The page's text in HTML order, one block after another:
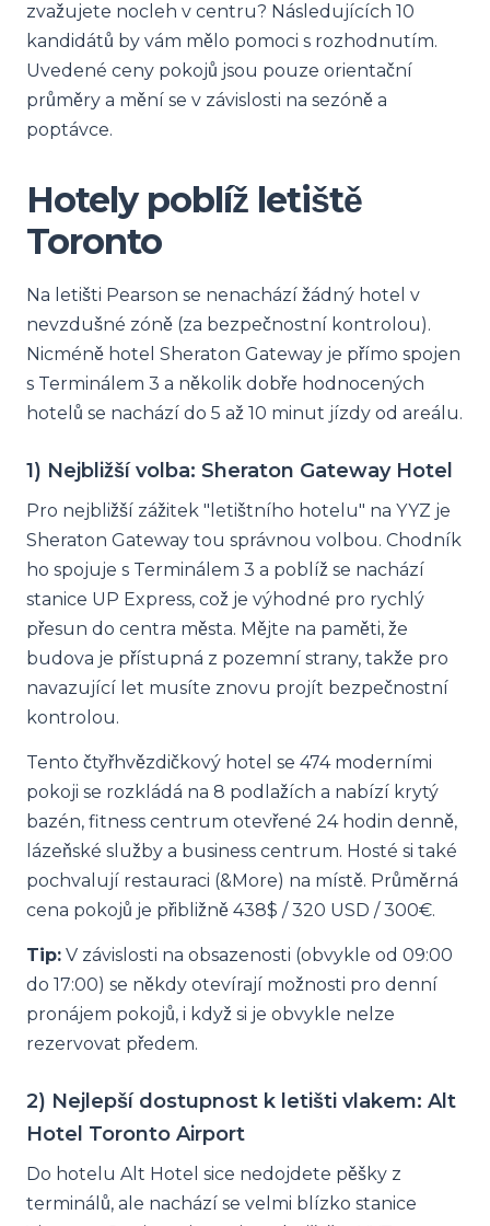
zvažujete nocleh v centru? Následujících 10
kandidátů by vám mělo pomoci s rozhodnutím.
Uvedené ceny pokojů jsou pouze orientační
průměry a mění se v závislosti na sezóně a
poptávce.
Hotely poblíž letiště
Toronto
Na letišti Pearson se nenachází žádný hotel v
nevzdušné zóně (za bezpečnostní kontrolou).
Nicméně hotel Sheraton Gateway je přímo spojen
s Terminálem 3 a několik dobře hodnocených
hotelů se nachází do 5 až 10 minut jízdy od areálu.
1) Nejbližší volba: Sheraton Gateway Hotel
Pro nejbližší zážitek "letištního hotelu" na YYZ je
Sheraton Gateway tou správnou volbou. Chodník
ho spojuje s Terminálem 3 a poblíž se nachází
stanice UP Express, což je výhodné pro rychlý
přesun do centra města. Mějte na paměti, že
budova je přístupná z pozemní strany, takže pro
navazující let musíte znovu projít bezpečnostní
kontrolou.
Tento čtyřhvězdičkový hotel se 474 moderními
pokoji se rozkládá na 8 podlažích a nabízí krytý
bazén, fitness centrum otevřené 24 hodin denně,
lázeňské služby a business centrum. Hosté si také
pochvalují restauraci (&More) na místě. Průměrná
cena pokojů je přibližně 438$ / 320 USD / 300€.
Tip: V závislosti na obsazenosti (obvykle od 09:00
do 17:00) se někdy otevírají možnosti pro denní
pronájem pokojů, i když si je obvykle nelze
rezervovat předem.
2) Nejlepší dostupnost k letišti vlakem: Alt
Hotel Toronto Airport
Do hotelu Alt Hotel sice nedojdete pěšky z
terminálů, ale nachází se velmi blízko stanice